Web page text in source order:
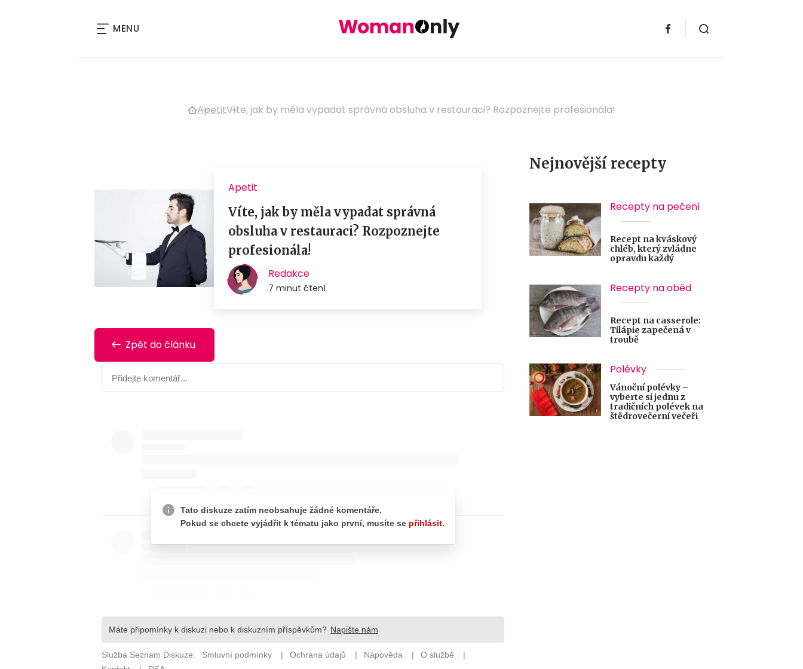
MENU
ApetitVíte, jak by měla vypadat správná obsluha v restauraci? Rozpoznejte profesionála!
Zpět do článku
Nejnovější recepty
Recepty na pečení
Recept na kváskový
chléb, který zvládne
opravdu každý
Recepty na oběd
Recept na casserole:
Tilápie zapečená v
troubě
Polévky
Vánoční polévky –
vyberte si jednu z
tradičních polévek na
štědrovečerní večeři